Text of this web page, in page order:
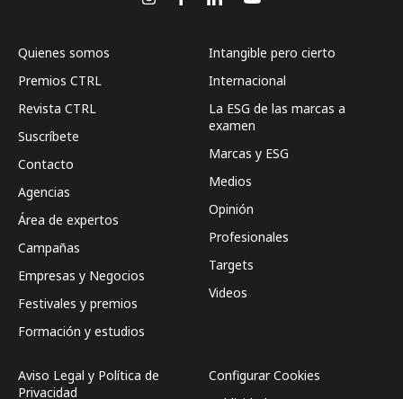
Quienes somos
Premios CTRL
Revista CTRL
Suscríbete
Contacto
Agencias
Área de expertos
Campañas
Empresas y Negocios
Festivales y premios
Formación y estudios
Intangible pero cierto
Internacional
La ESG de las marcas a
examen
Marcas y ESG
Medios
Opinión
Profesionales
Targets
Videos
Aviso Legal y Política de
Privacidad
Configurar Cookies